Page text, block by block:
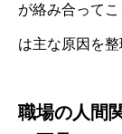
が絡み合って
は主な原因を整
職場の人間